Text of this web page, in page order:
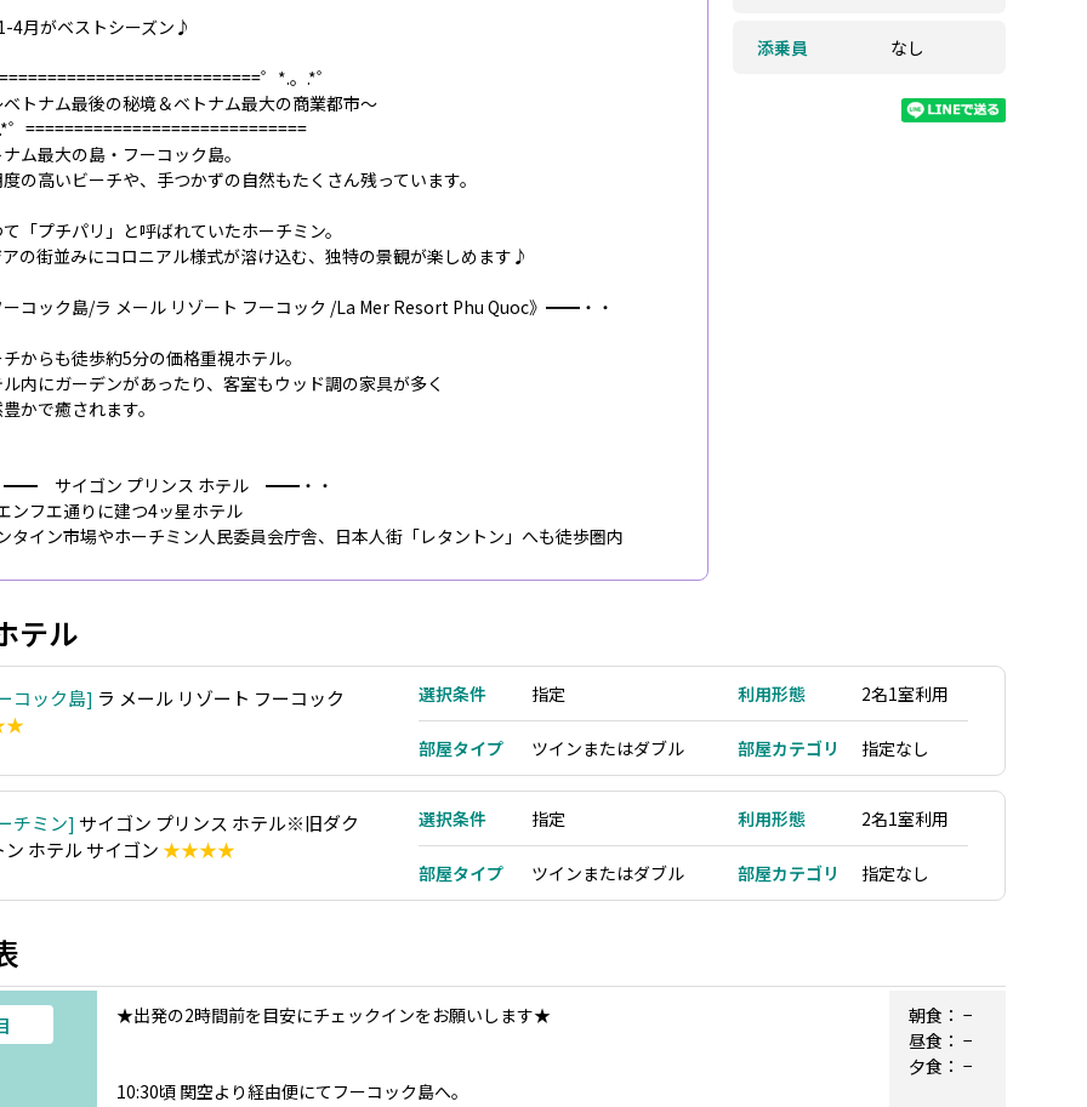
4月がベストシーズン♪
゜*.。.*゜
トナム最後の秘境＆ベトナム最大の商業都市～
゜=============================
ム最大の島・フーコック島。
の高いビーチや、手つかずの自然もたくさん残っています。
「プチパリ」と呼ばれていたホーチミン。
の街並みにコロニアル様式が溶け込む、独特の景観が楽しめます♪
コック島/ラ メール リゾート フーコック /La Mer Resort Phu Quoc》━━・・
からも徒歩約5分の価格重視ホテル。
内にガーデンがあったり、客室もウッド調の家具が多く
かで癒されます。
━━ サイゴン プリンス ホテル ━━・・
ンフエ通りに建つ4ッ星ホテル
タイン市場やホーチミン人民委員会庁舎、日本人街「レタントン」へも徒歩圏内
添乗員 なし
テル
コック島 ラ メール リゾート フーコック
選択条件 指定 利用形態 2名1室利用
部屋タイプ ツインまたはダブル 部屋カテゴリ 指定なし
チミン サイゴン プリンス ホテル※旧ダク
ン ホテル サイゴン ★★★★
選択条件 指定 利用形態 2名1室利用
部屋タイプ ツインまたはダブル 部屋カテゴリ 指定なし
★出発の2時間前を目安にチェックインをお願いします★
10:30頃 関空より経由便にてフーコック島へ。
朝食： −
昼食： −
夕食： −